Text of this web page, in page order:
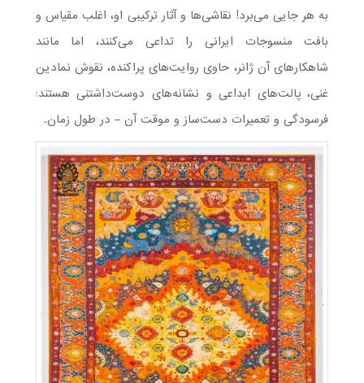
به هر جایی می‌برد! نقاشی‌ها و آثار ترکیبی او، اغلب مقیاس و
بافت منسوجات ایرانی را تداعی می‌کنند، اما مانند
شاهکارهای آن ژانر، حاوی روایت‌های پراکنده، نقوش نمادین
غنی، پالت‌های ابداعی و نشانه‌های دوست‌داشتنی هستند:
فرسودگی و تعمیرات دست‌ساز و موقت آن – در طول زمان.